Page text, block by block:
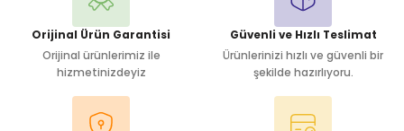
Orijinal Ürün Garantisi
Orijinal ürünlerimiz ile
hizmetinizdeyiz
Güvenli ve Hızlı Teslimat
Ürünlerinizi hızlı ve güvenli bir
şekilde hazırlıyoru.